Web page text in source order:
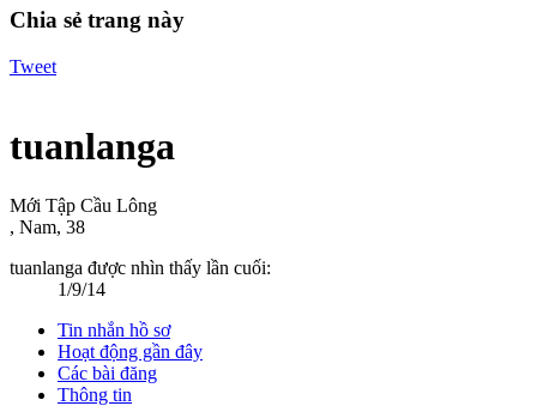
Chia sẻ trang này
Tweet
tuanlanga
Mới Tập Cầu Lông
, Nam, 38
tuanlanga được nhìn thấy lần cuối:
1/9/14
Tin nhắn hồ sơ
Hoạt động gần đây
Các bài đăng
Thông tin